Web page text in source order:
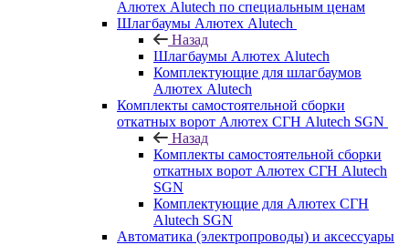
Алютех Alutech по специальным ценам
Шлагбаумы Алютех Alutech
Назад
Шлагбаумы Алютех Alutech
Комплектующие для шлагбаумов
Алютех Alutech
Комплекты самостоятельной сборки
откатных ворот Алютех СГН Alutech SGN
Назад
Комплекты самостоятельной сборки
откатных ворот Алютех СГН Alutech
SGN
Комплектующие для Алютех СГН
Alutech SGN
Автоматика (электропроводы) и аксессуары